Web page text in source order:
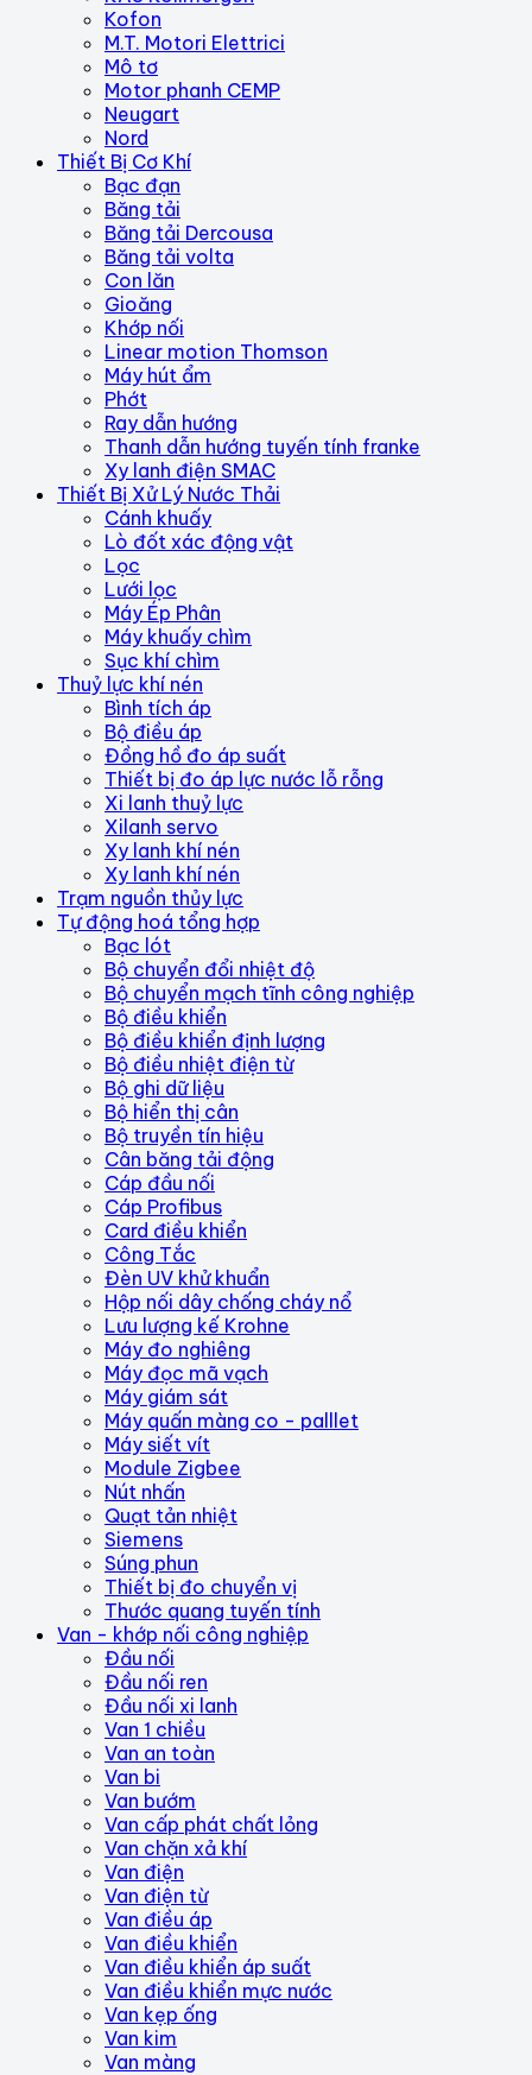
Kofon
M.T. Motori Elettrici
Mô tơ
Motor phanh CEMP
Neugart
Nord
Thiết Bị Cơ Khí
Bạc đạn
Băng tải
Băng tải Dercousa
Băng tải volta
Con lăn
Gioăng
Khớp nối
Linear motion Thomson
Máy hút ẩm
Phớt
Ray dẫn hướng
Thanh dẫn hướng tuyến tính franke
Xy lanh điện SMAC
Thiết Bị Xử Lý Nước Thải
Cánh khuấy
Lò đốt xác động vật
Lọc
Lưới lọc
Máy Ép Phân
Máy khuấy chìm
Sục khí chìm
Thuỷ lực khí nén
Bình tích áp
Bộ điều áp
Đồng hồ đo áp suất
Thiết bị đo áp lực nước lỗ rỗng
Xi lanh thuỷ lực
Xilanh servo
Xy lanh khí nén
Xy lanh khí nén
Trạm nguồn thủy lực
Tự động hoá tổng hợp
Bạc lót
Bộ chuyển đổi nhiệt độ
Bộ chuyển mạch tĩnh công nghiệp
Bộ điều khiển
Bộ điều khiển định lượng
Bộ điều nhiệt điện từ
Bộ ghi dữ liệu
Bộ hiển thị cân
Bộ truyền tín hiệu
Cân băng tải động
Cáp đầu nối
Cáp Profibus
Card điều khiển
Công Tắc
Đèn UV khử khuẩn
Hộp nối dây chống cháy nổ
Lưu lượng kế Krohne
Máy đo nghiêng
Máy đọc mã vạch
Máy giám sát
Máy quấn màng co - palllet
Máy siết vít
Module Zigbee
Nút nhấn
Quạt tản nhiệt
Siemens
Súng phun
Thiết bị đo chuyển vị
Thước quang tuyến tính
Van - khớp nối công nghiệp
Đầu nối
Đầu nối ren
Đầu nối xi lanh
Van 1 chiều
Van an toàn
Van bi
Van bướm
Van cấp phát chất lỏng
Van chặn xả khí
Van điện
Van điện từ
Van điều áp
Van điều khiển
Van điều khiển áp suất
Van điều khiển mực nước
Van kẹp ống
Van kim
Van màng